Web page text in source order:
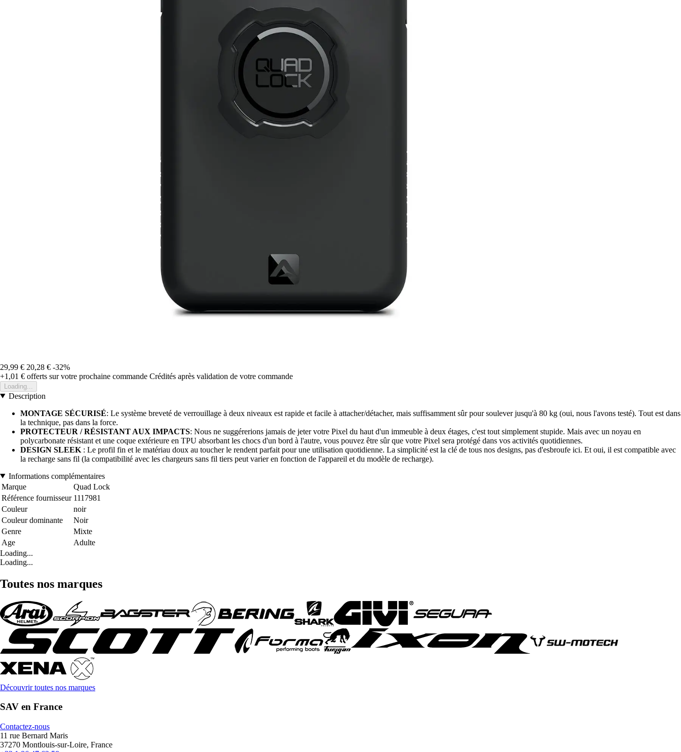
29,99 € 20,28 € -32%
+1,01 € offerts sur votre prochaine commande Crédités après validation de votre commande
Loading...
Description
MONTAGE SÉCURISÉ: Le système breveté de verrouillage à deux niveaux est rapide et facile à attacher/détacher, mais suffisamment sûr pour soulever jusqu'à 80 kg (oui, nous l'avons testé). Tout est dans
la technique, pas dans la force.
PROTECTEUR / RÉSISTANT AUX IMPACTS: Nous ne suggérerions jamais de jeter votre Pixel du haut d'un immeuble à deux étages, c'est tout simplement stupide. Mais avec un noyau en
polycarbonate résistant et une coque extérieure en TPU absorbant les chocs d'un bord à l'autre, vous pouvez être sûr que votre Pixel sera protégé dans vos activités quotidiennes.
DESIGN SLEEK : Le profil fin et le matériau doux au toucher le rendent parfait pour une utilisation quotidienne. La simplicité est la clé de tous nos designs, pas d'esbroufe ici. Et oui, il est compatible avec
la recharge sans fil (la compatibilité avec les chargeurs sans fil tiers peut varier en fonction de l'appareil et du modèle de recharge).
Informations complémentaires
Marque
Quad Lock
Référence fournisseur 1117981
Couleur
noir
Couleur dominante
Noir
Genre
Mixte
Age
Adulte
Loading...
Loading...
Toutes nos marques
Découvrir toutes nos marques
SAV en France
Contactez-nous
11 rue Bernard Maris
37270 Montlouis-sur-Loire, France